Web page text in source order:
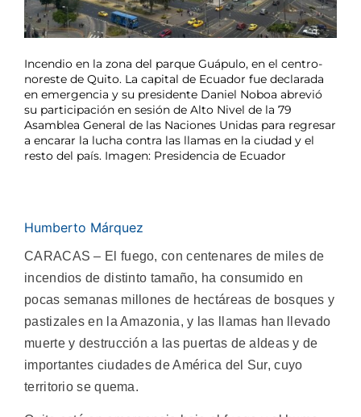
Incendio en la zona del parque Guápulo, en el centro-
noreste de Quito. La capital de Ecuador fue declarada
en emergencia y su presidente Daniel Noboa abrevió
su participación en sesión de Alto Nivel de la 79
Asamblea General de las Naciones Unidas para regresar
a encarar la lucha contra las llamas en la ciudad y el
resto del país. Imagen: Presidencia de Ecuador
Humberto Márquez
CARACAS – El fuego, con centenares de miles de
incendios de distinto tamaño, ha consumido en
pocas semanas millones de hectáreas de bosques y
pastizales en la Amazonia, y las llamas han llevado
muerte y destrucción a las puertas de aldeas y de
importantes ciudades de América del Sur, cuyo
territorio se quema.